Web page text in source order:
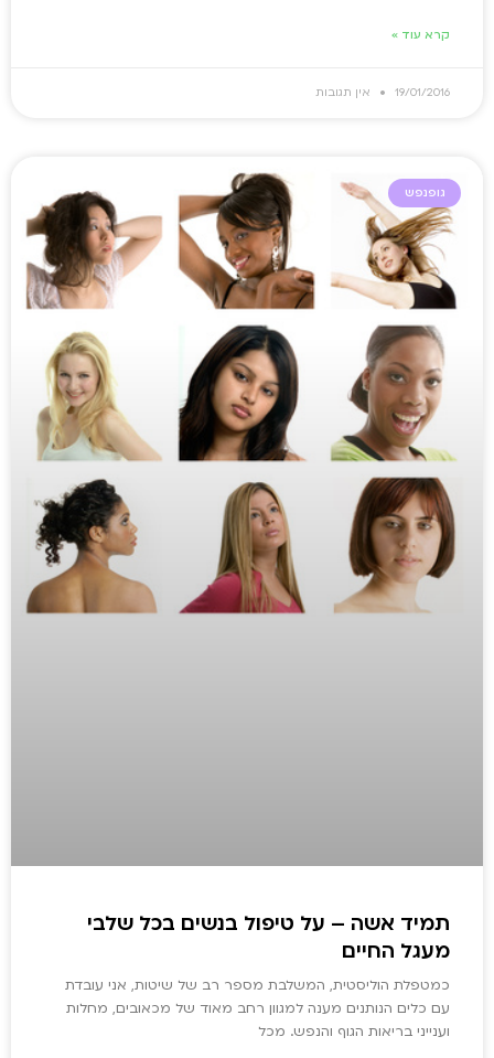
קרא עוד »
19/01/2016 אין תגובות
גופנפש
תמיד אשה – על טיפול בנשים בכל שלבי
מעגל החיים
כמטפלת הוליסטית, המשלבת מספר רב של שיטות, אני עובדת
עם כלים הנותנים מענה למגוון רחב מאוד של מכאובים, מחלות
וענייני בריאות הגוף והנפש. מכל